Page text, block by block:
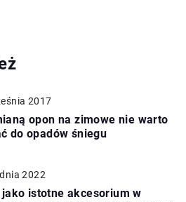
2017
opon na zimowe nie warto
do opadów śniegu
2022
jako istotne akcesorium w